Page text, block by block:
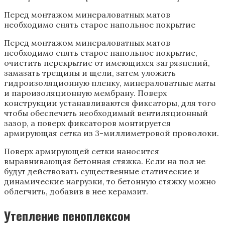
Перед монтажом минераловатных матов
необходимо снять старое напольное покрытие
Перед монтажом минераловатных матов
необходимо снять старое напольное покрытие,
очистить перекрытие от имеющихся загрязнений,
замазать трещины и щели, затем уложить
гидроизоляционную пленку, минераловатные маты
и пароизоляционную мембрану. Поверх
конструкции устанавливаются фиксаторы, для того
чтобы обеспечить необходимый вентиляционный
зазор, а поверх фиксаторов монтируется
армирующая сетка из 3-миллиметровой проволоки.
Поверх армирующей сетки наносится
выравнивающая бетонная стяжка. Если на пол не
будут действовать существенные статические и
динамические нагрузки, то бетонную стяжку можно
облегчить, добавив в нее керамзит.
Утепление пеноплексом